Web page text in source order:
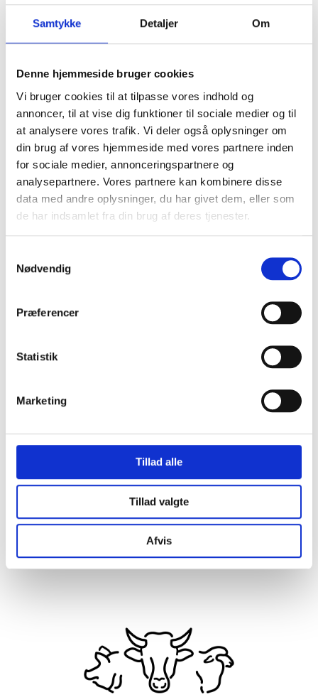
Samtykke Detaljer Om
Denne hjemmeside bruger cookies
Vi bruger cookies til at tilpasse vores indhold og
annoncer, til at vise dig funktioner til sociale medier og til
at analysere vores trafik. Vi deler også oplysninger om
din brug af vores hjemmeside med vores partnere inden
for sociale medier, annonceringspartnere og
analysepartnere. Vores partnere kan kombinere disse
data med andre oplysninger, du har givet dem, eller som
de har indsamlet fra din brug af deres tjenester.
Nødvendig
Præferencer
Statistik
Marketing
Tillad alle
Tillad valgte
Afvis